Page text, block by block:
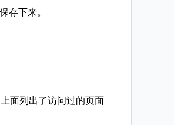
存下来。
面列出了访问过的页面